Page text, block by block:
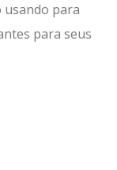
usando para
para seus